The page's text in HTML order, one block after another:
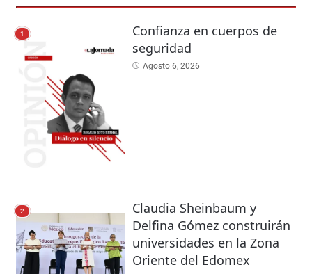
1
Confianza en cuerpos de
seguridad
Agosto 6, 2026
2
Claudia Sheinbaum y
Delfina Gómez construirán
universidades en la Zona
Oriente del Edomex